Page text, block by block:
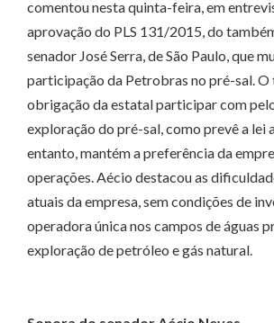
comentou nesta quinta-feira, em
aprovação do PLS 131/2015, do
senador José Serra, de São Paulo, que
participação da Petrobras no pré-sal.
obrigação da estatal participar com
exploração do pré-sal, como prevê a lei
entanto, mantém a preferência da
operações. Aécio destacou as
atuais da empresa, sem condições de
operadora única nos campos de águas
exploração de petróleo e gás natural.